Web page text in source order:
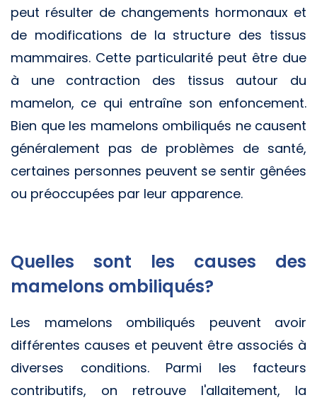
peut résulter de changements hormonaux et
de modifications de la structure des tissus
mammaires. Cette particularité peut être due
à une contraction des tissus autour du
mamelon, ce qui entraîne son enfoncement.
Bien que les mamelons ombiliqués ne causent
généralement pas de problèmes de santé,
certaines personnes peuvent se sentir gênées
ou préoccupées par leur apparence.
Quelles sont les causes des
mamelons ombiliqués?
Les mamelons ombiliqués peuvent avoir
différentes causes et peuvent être associés à
diverses conditions. Parmi les facteurs
contributifs, on retrouve l'allaitement, la